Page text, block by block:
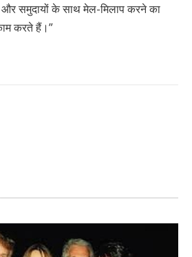
और समुदायों के साथ मेल-मिलाप करने का
करते हैं।”